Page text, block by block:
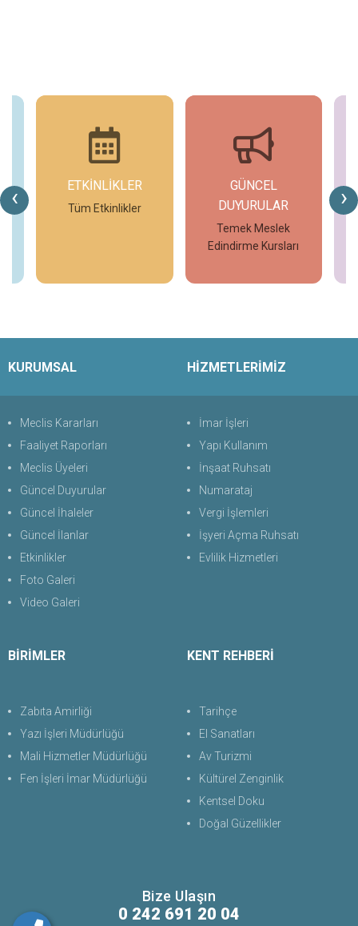
‹ ›
ETKİNLİKLER
Tüm Etkinlikler
GÜNCEL
DUYURULAR
Temek Meslek
Edindirme Kursları
KURUMSAL
Meclis Kararları
Faaliyet Raporları
Meclis Üyeleri
Güncel Duyurular
Güncel İhaleler
Güncel İlanlar
Etkinlikler
Foto Galeri
Video Galeri
HİZMETLERİMİZ
İmar İşleri
Yapı Kullanım
İnşaat Ruhsatı
Numarataj
Vergi İşlemleri
İşyeri Açma Ruhsatı
Evlilik Hizmetleri
BİRİMLER
Zabıta Amirliği
Yazı İşleri Müdürlüğü
Mali Hizmetler Müdürlüğü
Fen İşleri İmar Müdürlüğü
KENT REHBERİ
Tarihçe
El Sanatları
Av Turizmi
Kültürel Zenginlik
Kentsel Doku
Doğal Güzellikler
Bize Ulaşın
0 242 691 20 04